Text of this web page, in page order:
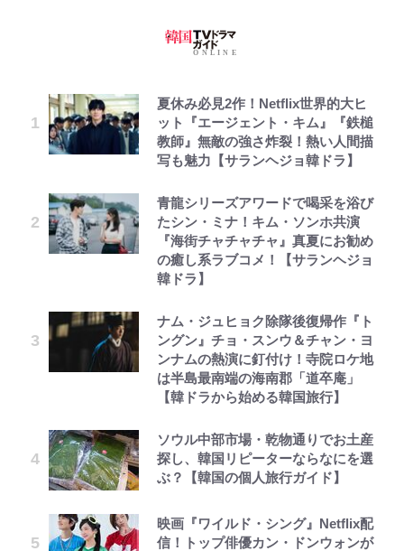
夏休み必見2作！Netflix世界的大ヒ
ット『エージェント・キム』『鉄槌
教師』無敵の強さ炸裂！熱い人間描
写も魅力【サランヘジョ韓ドラ】
青龍シリーズアワードで喝采を浴び
たシン・ミナ！キム・ソンホ共演
『海街チャチャチャ』真夏にお勧め
の癒し系ラブコメ！【サランヘジョ
韓ドラ】
ナム・ジュヒョク除隊後復帰作『ト
ングン』チョ・スンウ＆チャン・ヨ
ンナムの熱演に釘付け！寺院ロケ地
は半島最南端の海南郡「道卒庵」
【韓ドラから始める韓国旅行】
ソウル中部市場・乾物通りでお土産
探し、韓国リピーターならなにを選
ぶ？【韓国の個人旅行ガイド】
映画『ワイルド・シング』Netflix配
信！トップ俳優カン・ドンウォンが